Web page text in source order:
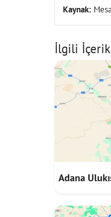
Kaynak:
İlgili
Adana